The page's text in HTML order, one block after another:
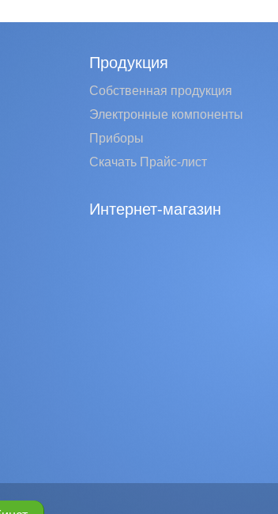
Продукция
Собственная продукция
Электронные компоненты
Приборы
Скачать Прайс-лист
Интернет-магазин